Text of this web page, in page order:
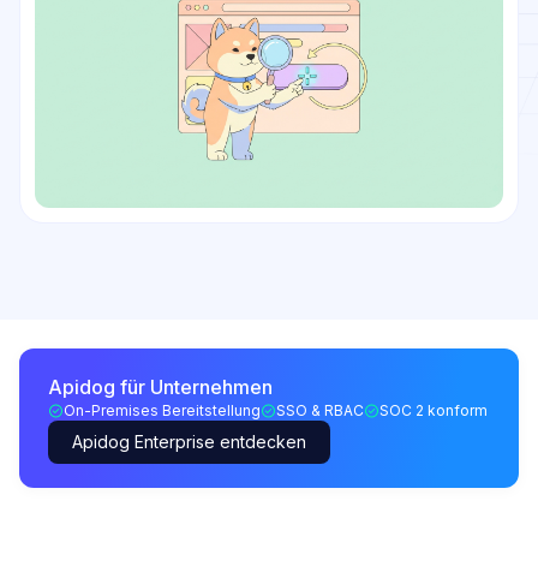
Apidog für Unternehmen
On-Premises Bereitstellung SSO & RBAC SOC 2 konform
Apidog Enterprise entdecken